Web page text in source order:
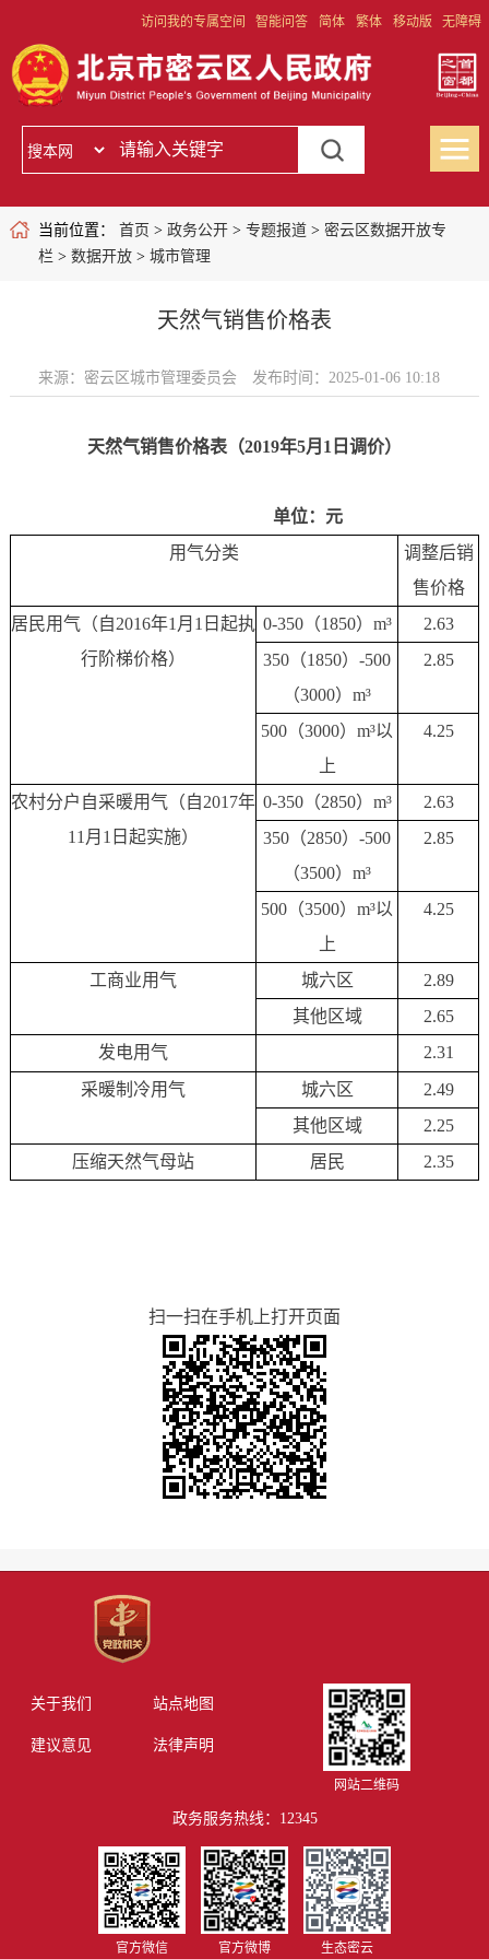
访问我的专属空间 智能问答 简体 繁体 移动版 无障碍
当前位置： 首页 > 政务公开> 专题报道> 密云区数据开放专
栏 > 数据开放> 城市管理
天然气销售价格表
来源：密云区城市管理委员会 发布时间：2025-01-06 10:18
天然气销售价格表（2019年5月1日调价）
单位：元
用气分类
调整后销
售价格
居民用气（自2016年1月1日起执
行阶梯价格）
0-350（1850）m³
2.63
350 （1850）-500
（3000）m³
2.85
500 （3000）m³以
上
4.25
农村分户自采暖用气（自2017年
11月1日起实施）
0-350（2850）m³
2.63
350 （2850）-500
（3500）m³
2.85
500 （3500）m³以
上
4.25
工商业用气 城六区
2.89
其他区域
2.65
发电用气
2.31
采暖制冷用气
城六区
2.49
其他区域
2.25
压缩天然气母站
居民 2.35
扫一扫在手机上打开页面
关于我们 站点地图
建议意见 法律声明
网站二维码
政务服务热线：12345
官方微信 官方微博 生态密云